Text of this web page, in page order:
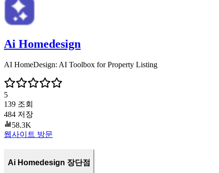
Ai Homedesign
AI HomeDesign: AI Toolbox for Property Listing
5
139 조회
484 저장
58.3K
웹사이트 방문
Ai Homedesign 장단점